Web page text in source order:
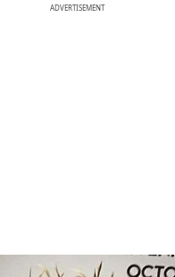
ADVERTISEMENT